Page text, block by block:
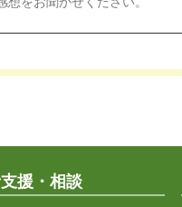
援・相談